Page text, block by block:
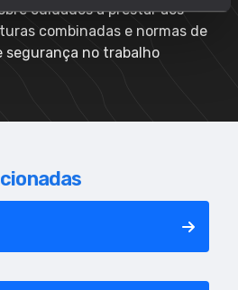
cuidados a prestar aos
combinadas e normas de
segurança no trabalho